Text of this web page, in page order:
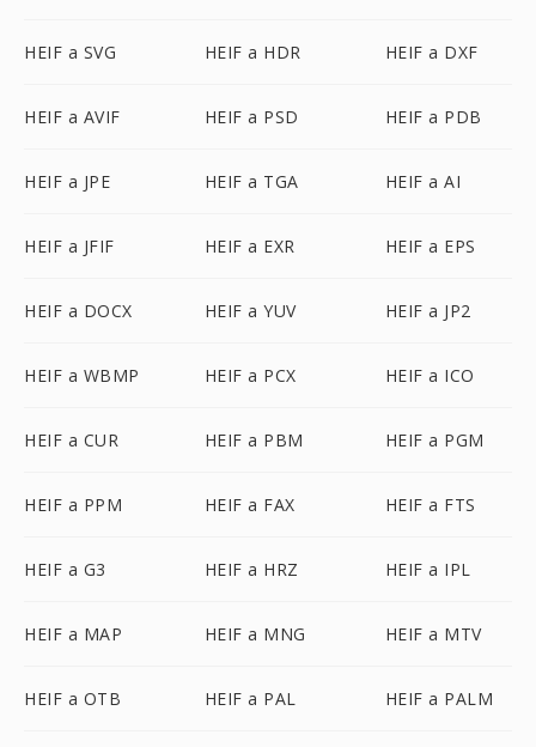
HEIF a SVG HEIF a HDR HEIF a DXF
HEIF a AVIF HEIF a PSD HEIF a PDB
HEIF a JPE HEIF a TGA HEIF a AI
HEIF a JFIF HEIF a EXR HEIF a EPS
HEIF a DOCX HEIF a YUV HEIF a JP2
HEIF a WBMP HEIF a PCX HEIF a ICO
HEIF a CUR HEIF a PBM HEIF a PGM
HEIF a PPM HEIF a FAX HEIF a FTS
HEIF a G3 HEIF a HRZ HEIF a IPL
HEIF a MAP HEIF a MNG HEIF a MTV
HEIF a OTB HEIF a PAL HEIF a PALM